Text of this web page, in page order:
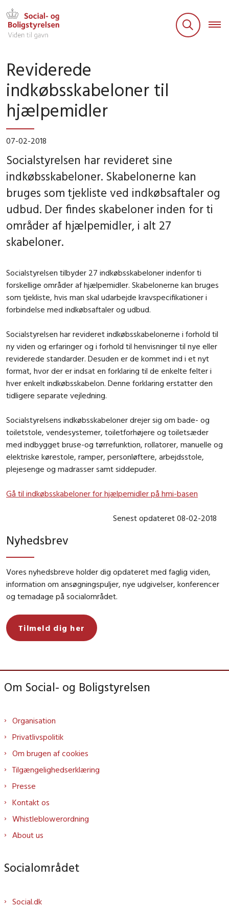
Reviderede
indkøbsskabeloner til
hjælpemidler
07-02-2018
Socialstyrelsen har revideret sine
indkøbsskabeloner. Skabelonerne kan
bruges som tjekliste ved indkøbsaftaler og
udbud. Der findes skabeloner inden for ti
områder af hjælpemidler, i alt 27
skabeloner.
Socialstyrelsen tilbyder 27 indkøbsskabeloner indenfor ti
forskellige områder af hjælpemidler. Skabelonerne kan bruges
som tjekliste, hvis man skal udarbejde kravspecifikationer i
forbindelse med indkøbsaftaler og udbud.
Socialstyrelsen har revideret indkøbsskabelonerne i forhold til
ny viden og erfaringer og i forhold til henvisninger til nye eller
reviderede standarder. Desuden er de kommet ind i et nyt
format, hvor der er indsat en forklaring til de enkelte felter i
hver enkelt indkøbsskabelon. Denne forklaring erstatter den
tidligere separate vejledning.
Socialstyrelsens indkøbsskabeloner drejer sig om bade- og
toiletstole, vendesystemer, toiletforhøjere og toiletsæder
med indbygget bruse-og tørrefunktion, rollatorer, manuelle og
elektriske kørestole, ramper, personløftere, arbejdsstole,
plejesenge og madrasser samt siddepuder.
Gå til indkøbsskabeloner for hjælpemidler på hmi-basen
Senest opdateret 08-02-2018
Nyhedsbrev
Vores nyhedsbreve holder dig opdateret med faglig viden,
information om ansøgningspuljer, nye udgivelser, konferencer
og temadage på socialområdet.
Tilmeld dig her
Om Social- og Boligstyrelsen
Organisation
Privatlivspolitik
Om brugen af cookies
Tilgængelighedserklæring
Presse
Kontakt os
Whistleblowerordning
About us
Socialområdet
Social.dk